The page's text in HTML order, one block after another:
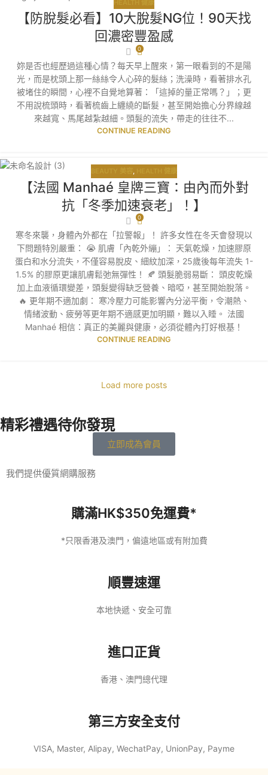
【防脫髮必看】10大脫髮NG位！90天找
回濃密豐盈感
0
妳是否也經歷過這種心情？每天早上醒來，第一眼看到的不是陽
光，而是枕頭上那一絲絲令人心碎的髮絲；洗澡時，看著排水孔
被堵住的瞬間，心裡不自覺地算著：「這掉的量正常嗎？」；更
不用說梳頭時，看著梳齒上纏繞的斷髮，甚至開始擔心分界線越
來越寬、馬尾越紮越細。頭髮的流失，帶走的往往不...
CONTINUE READING
,
【法國 Manhaé 皇牌三寶：由內而外對
抗「冬季加速衰老」！】
0
寒冬來襲，身體內外都在「拉警報」！ 許多女性在冬天會發現以
下問題特別嚴重： 😭 肌膚「內乾外繃」： 天氣乾燥，加速膠原
蛋白和水分流失，不僅容易脫皮、細紋加深，25歲後每年流失 1-
1.5% 的膠原更讓肌膚鬆弛無彈性！ 🍂 頭髮脆弱易斷： 頭皮乾燥
加上血液循環變差，頭髮變得缺乏營養、暗啞，甚至開始脫落。
🔥 更年期不適加劇： 寒冷壓力可能影響內分泌平衡，令潮熱、
情緒波動、疲勞等更年期不適感更加明顯，難以入睡。 法國
Manhaé 相信：真正的美麗與健康，必須從體內打好根基！
CONTINUE READING
Load more posts
精彩禮遇待你發現
立即成為會員
我們提供優質網購服務
購滿HK$350免運費*
*只限香港及澳門，偏遠地區或有附加費
​順豐速運
本地快遞、安全可靠
進口正貨
香港、澳門總代理
第三方安全支付
VISA, Master, Alipay, WechatPay, UnionPay, Payme